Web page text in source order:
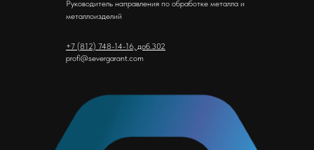
Руководитель направления по обработке металла и
металлоизделий
+7 (812) 748-14-16, доб.302
profi@severgarant.com